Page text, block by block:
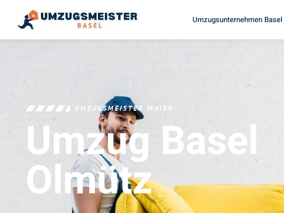
Umzugsunternehmen Basel
UMZUGSMEISTER MAIER
Umzug Basel
Olmütz